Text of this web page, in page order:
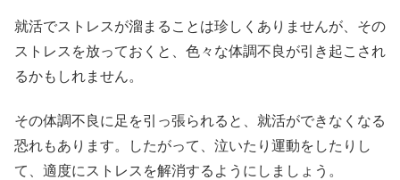
就活でストレスが溜まることは珍しくありませんが、その
ストレスを放っておくと、色々な体調不良が引き起こされ
るかもしれません。
その体調不良に足を引っ張られると、就活ができなくなる
恐れもあります。したがって、泣いたり運動をしたりし
て、適度にストレスを解消するようにしましょう。